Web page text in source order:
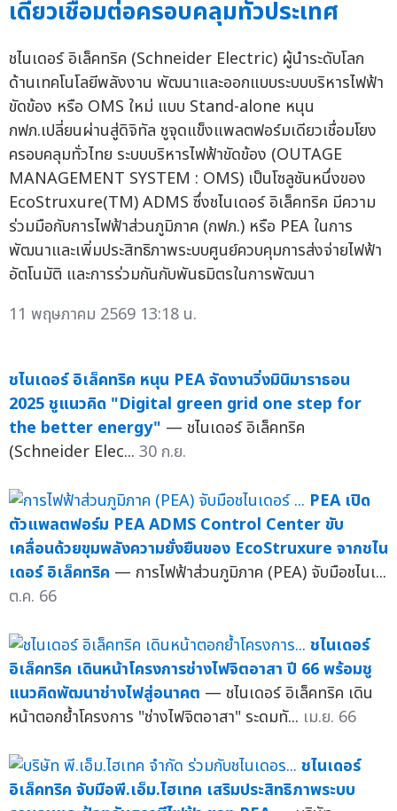
เดียวเชื่อมต่อครอบคลุมทั่วประเทศ
ชไนเดอร์ อิเล็คทริค (Schneider Electric) ผู้นำระดับโลก
ด้านเทคโนโลยีพลังงาน พัฒนาและออกแบบระบบบริหารไฟฟ้า
ขัดข้อง หรือ OMS ใหม่ แบบ Stand-alone หนุน
กฟภ.เปลี่ยนผ่านสู่ดิจิทัล ชูจุดแข็งแพลตฟอร์มเดียวเชื่อมโยง
ครอบคลุมทั่วไทย ระบบบริหารไฟฟ้าขัดข้อง (OUTAGE
MANAGEMENT SYSTEM : OMS) เป็นโซลูชันหนึ่งของ
EcoStruxure(TM) ADMS ซึ่งชไนเดอร์ อิเล็คทริค มีความ
ร่วมมือกับการไฟฟ้าส่วนภูมิภาค (กฟภ.) หรือ PEA ในการ
พัฒนาและเพิ่มประสิทธิภาพระบบศูนย์ควบคุมการส่งจ่ายไฟฟ้า
อัตโนมัติ และการร่วมกันกับพันธมิตรในการพัฒนา
11 พฤษภาคม 2569 13:18 น.
ชไนเดอร์ อิเล็คทริค หนุน PEA จัดงานวิ่งมินิมาราธอน
2025 ชูแนวคิด "Digital green grid one step for
the better energy" — ชไนเดอร์ อิเล็คทริค
(Schneider Elec... 30 ก.ย.
PEA เปิด
ตัวแพลตฟอร์ม PEA ADMS Control Center ขับ
เคลื่อนด้วยขุมพลังความยั่งยืนของ EcoStruxure จากชไน
เดอร์ อิเล็คทริค — การไฟฟ้าส่วนภูมิภาค (PEA) จับมือชไนเ...
ต.ค. 66
ชไนเดอร์
อิเล็คทริค เดินหน้าโครงการช่างไฟจิตอาสา ปี 66 พร้อมชู
แนวคิดพัฒนาช่างไฟสู่อนาคต — ชไนเดอร์ อิเล็คทริค เดิน
หน้าตอกย้ำโครงการ "ช่างไฟจิตอาสา" ระดมทั... เม.ย. 66
ชไนเดอร์
อิเล็คทริค จับมือพี.เอ็ม.ไฮเทค เสริมประสิทธิภาพระบบ